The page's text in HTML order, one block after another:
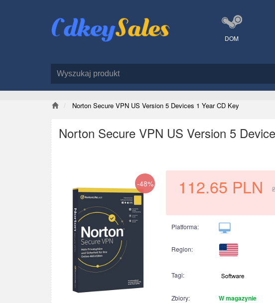
DOM
Norton Secure VPN US Version 5 Devices 1 Year CD Key
Norton Secure VPN US Version 5
-48% 112.65 PLN
Platforma:
Region:
Tagi:
Zbiory: W magazynie